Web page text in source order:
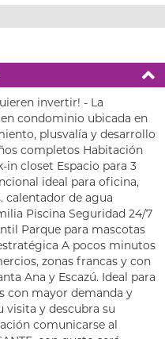
invertir! - La
condominio ubicada en
plusvalía y desarrollo
completos Habitación
closet Espacio para 3
ideal para oficina,
calentador de agua
Piscina Seguridad 24/7
Parque para mascotas
A pocos minutos
zonas francas y con
Ana y Escazú. Ideal para
con mayor demanda y
visita y descubra su
comunicarse al